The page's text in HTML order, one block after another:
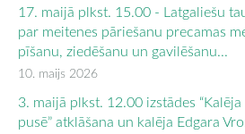
17. maijā plkst. 15.00 - Latgaliešu
par meitenes pāriešanu precamas
pīšanu, ziedēšanu un gavilēšanu...
10. maijs 2026
3. maijā plkst. 12.00 izstādes
pusē” atklāšana un kalēja Edgara